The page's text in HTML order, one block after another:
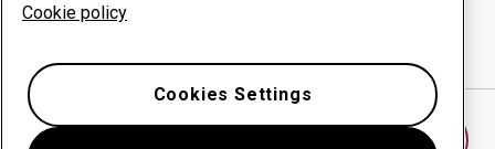
PAMPEIRO S.A
Cookie policy
Cookies Settings